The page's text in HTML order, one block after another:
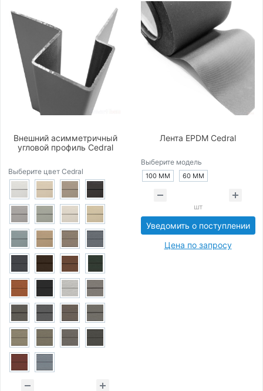
Внешний асимметричный
угловой профиль Cedral
Выберите цвет Cedral
Лента EPDM Cedral
Выберите модель
100 ММ 60 ММ
шт
Уведомить о поступлении
Цена по запросу